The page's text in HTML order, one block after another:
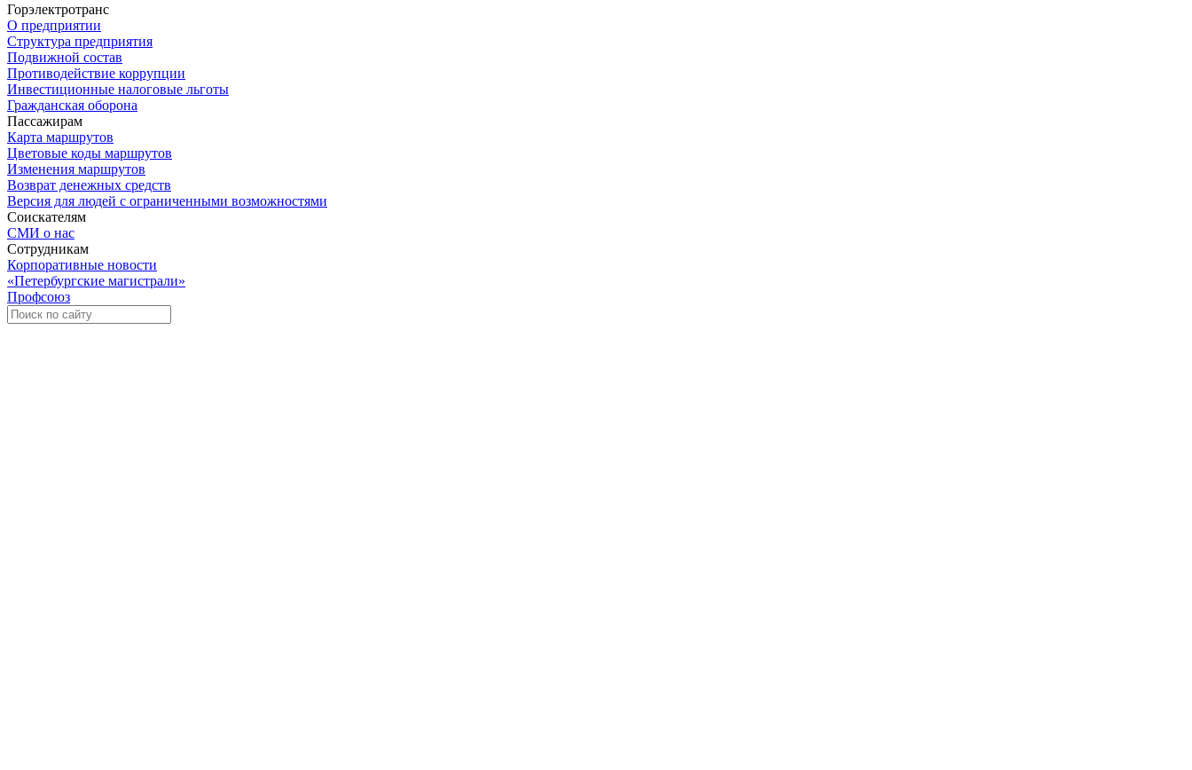
Горэлектротранс
О предприятии
Структура предприятия
Подвижной состав
Противодействие коррупции
Инвестиционные налоговые льготы
Гражданская оборона
Пассажирам
Карта маршрутов
Цветовые коды маршрутов
Изменения маршрутов
Возврат денежных средств
Версия для людей с ограниченными возможностями
Соискателям
СМИ о нас
Сотрудникам
Корпоративные новости
«Петербургские магистрали»
Профсоюз